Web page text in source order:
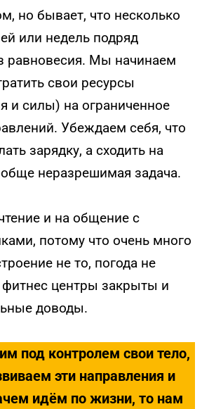
но бывает, что несколько
или недель подряд
равновесия. Мы начинаем
свои ресурсы
и силы) на ограниченное
Убеждаем себя, что
зарядку, а сходить на
неразрешимая задача.
и на общение с
потому что очень много
не то, погода не
фитнес центры закрыты и
доводы.
под контролем свои тело,
эти направления и
идём по жизни, то нам